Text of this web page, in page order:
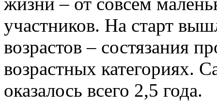
участников. На старт
возрастов – состязания
возрастных
оказалось всего 2,5 года.